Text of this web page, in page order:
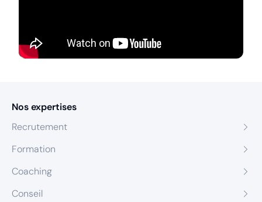
Nos expertises
Recrutement
Formation
Coaching
Conseil